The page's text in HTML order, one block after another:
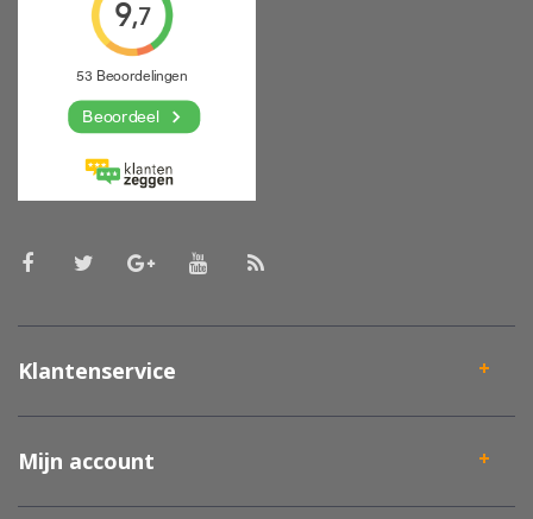
Klantenservice
Mijn account